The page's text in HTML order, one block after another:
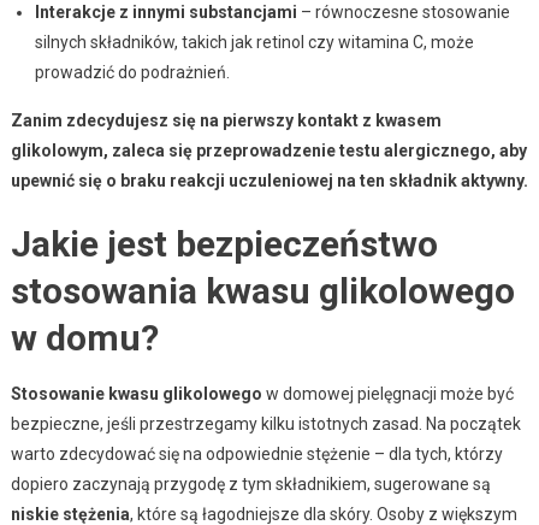
Interakcje z innymi substancjami – równoczesne stosowanie
silnych składników, takich jak retinol czy witamina C, może
prowadzić do podrażnień.
Zanim zdecydujesz się na pierwszy kontakt z kwasem
glikolowym, zaleca się przeprowadzenie testu alergicznego, aby
upewnić się o braku reakcji uczuleniowej na ten składnik aktywny.
Jakie jest bezpieczeństwo
stosowania kwasu glikolowego
w domu?
Stosowanie kwasu glikolowego w domowej pielęgnacji może być
bezpieczne, jeśli przestrzegamy kilku istotnych zasad. Na początek
warto zdecydować się na odpowiednie stężenie – dla tych, którzy
dopiero zaczynają przygodę z tym składnikiem, sugerowane są
niskie stężenia, które są łagodniejsze dla skóry. Osoby z większym